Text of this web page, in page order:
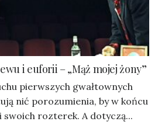
i euforii – „Mąż mojej żony”
pierwszych gwałtownych
nić porozumienia, by w końcu
rozterek. A dotyczą...